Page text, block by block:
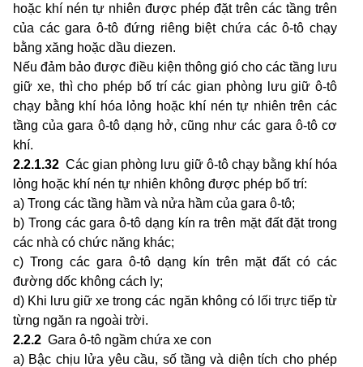
hoặc khí nén tự nhiên được phép đặt trên các tầng trên
của các gara ô-tô đứng riêng biệt chứa các ô-tô chạy
bằng xăng hoặc dầu diezen.
Nếu đảm bảo được điều kiện thông gió cho các tầng lưu
giữ xe, thì cho phép bố trí các gian phòng lưu giữ ô-tô
chạy bằng khí hóa lỏng hoặc khí nén tự nhiên trên các
tầng của gara ô-tô dạng hở, cũng như các gara ô-tô cơ
khí.
2.2.1.32 Các gian phòng lưu giữ ô-tô chạy bằng khí hóa
lỏng hoặc khí nén tự nhiên không được phép bố trí:
a) Trong các tầng hầm và nửa hầm của gara ô-tô;
b) Trong các gara ô-tô dạng kín ra trên mặt đất đặt trong
các nhà có chức năng khác;
c) Trong các gara ô-tô dạng kín trên mặt đất có các
đường dốc không cách ly;
d) Khi lưu giữ xe trong các ngăn không có lối trực tiếp từ
từng ngăn ra ngoài trời.
2.2.2 Gara ô-tô ngầm chứa xe con
a) Bậc chịu lửa yêu cầu, số tầng và diện tích cho phép